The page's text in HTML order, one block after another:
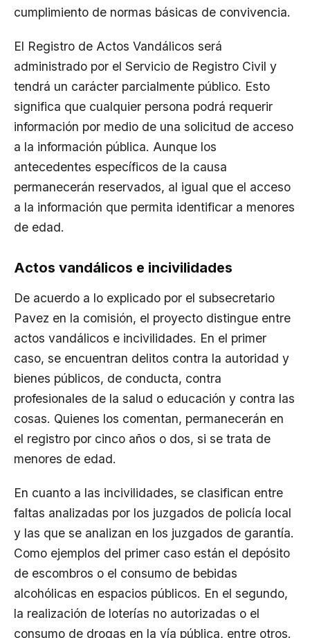
cumplimiento de normas básicas de convivencia.
El Registro de Actos Vandálicos será
administrado por el Servicio de Registro Civil y
tendrá un carácter parcialmente público. Esto
significa que cualquier persona podrá requerir
información por medio de una solicitud de acceso
a la información pública. Aunque los
antecedentes específicos de la causa
permanecerán reservados, al igual que el acceso
a la información que permita identificar a menores
de edad.
Actos vandálicos e incivilidades
De acuerdo a lo explicado por el subsecretario
Pavez en la comisión, el proyecto distingue entre
actos vandálicos e incivilidades. En el primer
caso, se encuentran delitos contra la autoridad y
bienes públicos, de conducta, contra
profesionales de la salud o educación y contra las
cosas. Quienes los comentan, permanecerán en
el registro por cinco años o dos, si se trata de
menores de edad.
En cuanto a las incivilidades, se clasifican entre
faltas analizadas por los juzgados de policía local
y las que se analizan en los juzgados de garantía.
Como ejemplos del primer caso están el depósito
de escombros o el consumo de bebidas
alcohólicas en espacios públicos. En el segundo,
la realización de loterías no autorizadas o el
consumo de drogas en la vía pública, entre otros.